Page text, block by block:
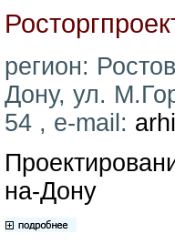
регион:
Дону, ул.
54 , e-mail:
на-Дону